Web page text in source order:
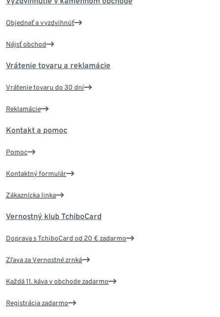
Objednať a vyzdvihnúť
Nájsť obchod
Vrátenie tovaru a reklamácie
Vrátenie tovaru do 30 dní
Reklamácie
Kontakt a pomoc
Pomoc
Kontaktný formulár
Zákaznícka linka
Vernostný klub TchiboCard
Doprava s TchiboCard od 20 € zadarmo
Zľava za Vernostné zrnká
Každá 11. káva v obchode zadarmo
Registrácia zadarmo